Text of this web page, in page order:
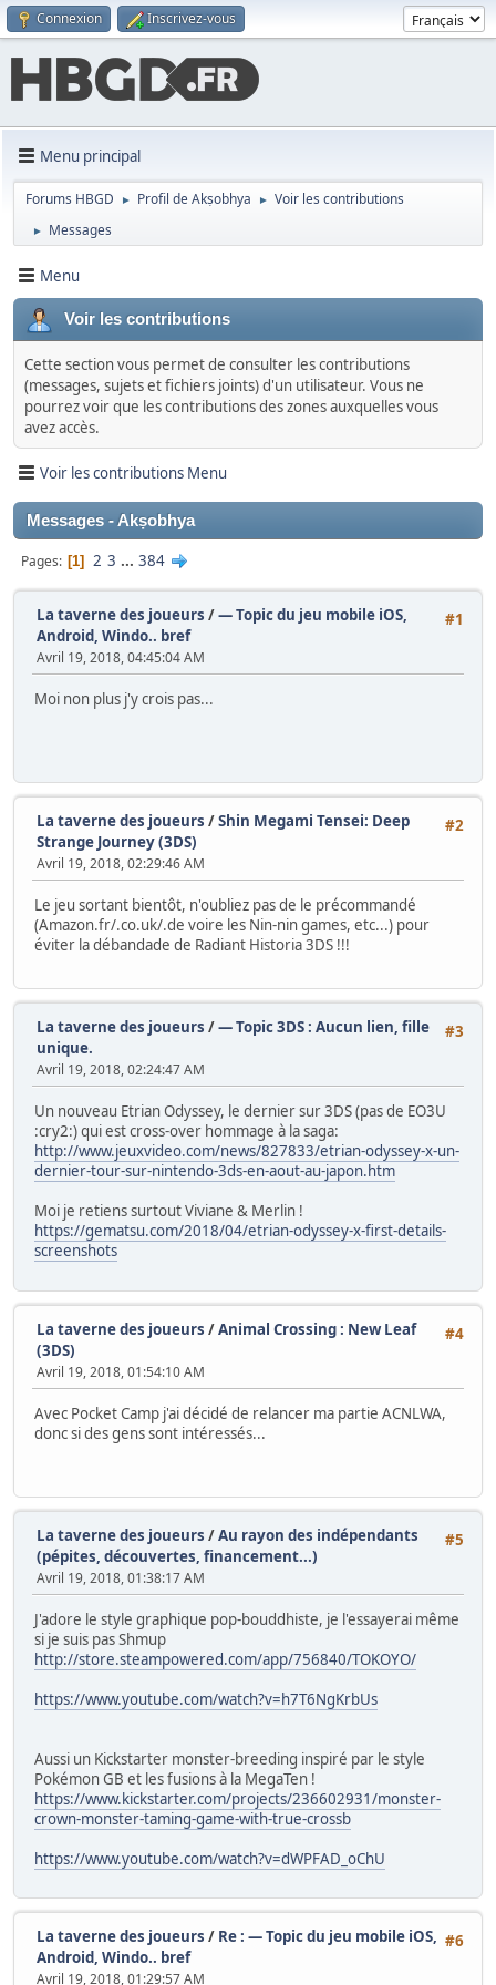
Connexion Inscrivez-vous
Menu principal
Forums HBGD ► Profil de Akṣobhya ► Voir les contributions
► Messages
Menu
Voir les contributions
Cette section vous permet de consulter les contributions
(messages, sujets et fichiers joints) d'un utilisateur. Vous ne
pourrez voir que les contributions des zones auxquelles vous
avez accès.
Voir les contributions Menu
Messages - Akṣobhya
Pages 1 2 3 ... 384
#1
La taverne des joueurs /— Topic du jeu mobile iOS,
Android, Windo.. bref
Avril 19, 2018, 04:45:04 AM
Moi non plus j'y crois pas...
#2
La taverne des joueurs /Shin Megami Tensei: Deep
Strange Journey (3DS)
Avril 19, 2018, 02:29:46 AM
Le jeu sortant bientôt, n'oubliez pas de le précommandé
(Amazon.fr/.co.uk/.de voire les Nin-nin games, etc...) pour
éviter la débandade de Radiant Historia 3DS !!!
#3
La taverne des joueurs /— Topic 3DS : Aucun lien, fille
unique.
Avril 19, 2018, 02:24:47 AM
Un nouveau Etrian Odyssey, le dernier sur 3DS (pas de EO3U
:cry2:) qui est cross-over hommage à la saga:
http://www.jeuxvideo.com/news/827833/etrian-odyssey-x-un-
dernier-tour-sur-nintendo-3ds-en-aout-au-japon.htm
Moi je retiens surtout Viviane & Merlin !
https://gematsu.com/2018/04/etrian-odyssey-x-first-details-
screenshots
#4
La taverne des joueurs /Animal Crossing : New Leaf
(3DS)
Avril 19, 2018, 01:54:10 AM
Avec Pocket Camp j'ai décidé de relancer ma partie ACNLWA,
donc si des gens sont intéressés...
#5
La taverne des joueurs /Au rayon des indépendants
(pépites, découvertes, financement...)
Avril 19, 2018, 01:38:17 AM
J'adore le style graphique pop-bouddhiste, je l'essayerai même
si je suis pas Shmup
http://store.steampowered.com/app/756840/TOKOYO/
https://www.youtube.com/watch?v=h7T6NgKrbUs
Aussi un Kickstarter monster-breeding inspiré par le style
Pokémon GB et les fusions à la MegaTen !
https://www.kickstarter.com/projects/236602931/monster-
crown-monster-taming-game-with-true-crossb
https://www.youtube.com/watch?v=dWPFAD_oChU
#6
La taverne des joueurs / Re : — Topic du jeu mobile iOS,
Android, Windo.. bref
Avril 19, 2018, 01:29:57 AM